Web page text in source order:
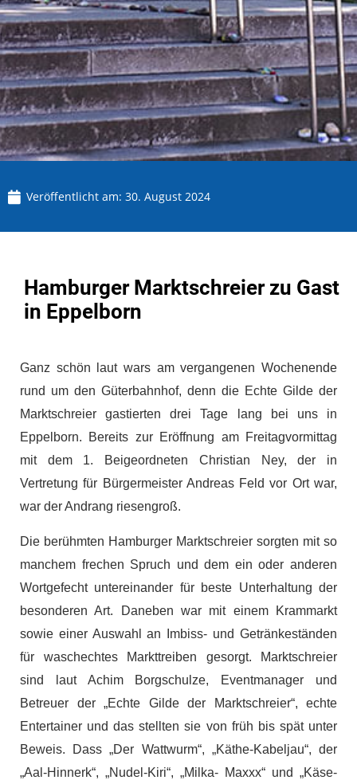
Veröffentlicht am: 30. August 2024
Hamburger Marktschreier zu Gast
in Eppelborn
Ganz schön laut wars am vergangenen Wochenende
rund um den Güterbahnhof, denn die Echte Gilde der
Marktschreier gastierten drei Tage lang bei uns in
Eppelborn. Bereits zur Eröffnung am Freitagvormittag
mit dem 1. Beigeordneten Christian Ney, der in
Vertretung für Bürgermeister Andreas Feld vor Ort war,
war der Andrang riesengroß.
Die berühmten Hamburger Marktschreier sorgten mit so
manchem frechen Spruch und dem ein oder anderen
Wortgefecht untereinander für beste Unterhaltung der
besonderen Art. Daneben war mit einem Krammarkt
sowie einer Auswahl an Imbiss- und Getränkeständen
für waschechtes Markttreiben gesorgt. Marktschreier
sind laut Achim Borgschulze, Eventmanager und
Betreuer der „Echte Gilde der Marktschreier“, echte
Entertainer und das stellten sie von früh bis spät unter
Beweis. Dass „Der Wattwurm“, „Käthe-Kabeljau“, der
„Aal-Hinnerk“, „Nudel-Kiri“, „Milka- Maxxx“ und „Käse-